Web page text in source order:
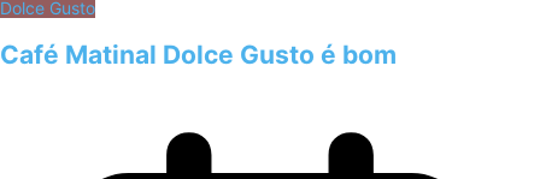
Dolce Gusto
Café Matinal Dolce Gusto é bom